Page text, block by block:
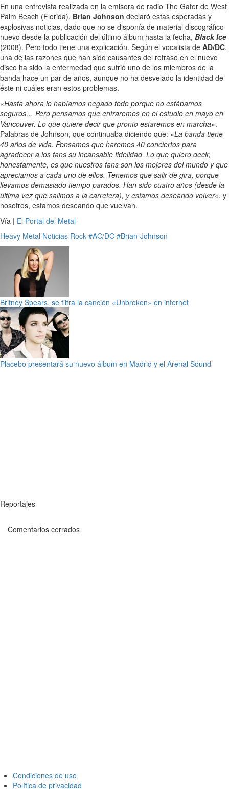
En una entrevista realizada en la emisora de radio The Gater de West
Palm Beach (Florida), Brian Johnson declaró estas esperadas y
explosivas noticias, dado que no se disponía de material discográfico
nuevo desde la publicación del último álbum hasta la fecha, Black Ice
(2008). Pero todo tiene una explicación. Según el vocalista de AD/DC,
una de las razones que han sido causantes del retraso en el nuevo
disco ha sido la enfermedad que sufrió uno de los miembros de la
banda hace un par de años, aunque no ha desvelado la identidad de
éste ni cuáles eran estos problemas.
«Hasta ahora lo habíamos negado todo porque no estábamos
seguros… Pero pensamos que entraremos en el estudio en mayo en
Vancouver. Lo que quiere decir que pronto estaremos en marcha«.
Palabras de Johnson, que continuaba diciendo que: «La banda tiene
40 años de vida. Pensamos que haremos 40 conciertos para
agradecer a los fans su incansable fidelidad. Lo que quiero decir,
honestamente, es que nuestros fans son los mejores del mundo y que
apreciamos a cada uno de ellos. Tenemos que salir de gira, porque
llevamos demasiado tiempo parados. Han sido cuatro años (desde la
última vez que salimos a la carretera), y estamos deseando volver«. y
nosotros, estamos deseando que vuelvan.
Vía | El Portal del Metal
Heavy Metal Noticias Rock #AC/DC #Brian-Johnson
Britney Spears, se filtra la canción «Unbroken» en internet
Placebo presentará su nuevo álbum en Madrid y el Arenal Sound
Reportajes
Comentarios cerrados
Condiciones de uso
Política de privacidad